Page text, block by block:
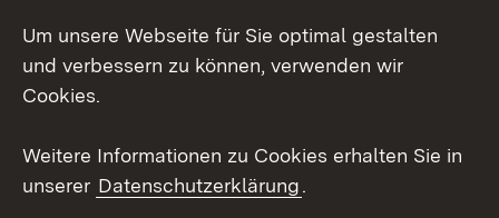
LinkedIn
Um unsere Webseite für Sie optimal gestalten
und verbessern zu können, verwenden wir
Cookies.
Weitere Informationen zu Cookies erhalten Sie in
unserer Datenschutzerklärung.